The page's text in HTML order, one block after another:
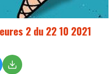
2 du 22 10 2021